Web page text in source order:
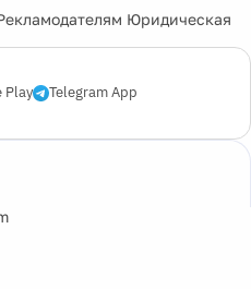
Юридическая
Play Telegram App